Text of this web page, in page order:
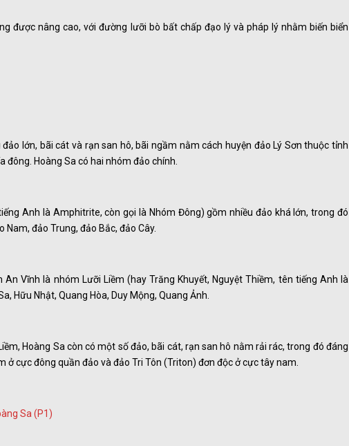
được nâng cao, với đường lưỡi bò bất chấp đạo lý và pháp lý nhằm biến biển
lớn, bãi cát và rạn san hô, bãi ngầm nằm cách huyện đảo Lý Sơn thuộc tỉnh
đông. Hoàng Sa có hai nhóm đảo chính.
Anh là Amphitrite, còn gọi là Nhóm Đông) gồm nhiều đảo khá lớn, trong đó
đảo Trung, đảo Bắc, đảo Cây.
Vĩnh là nhóm Lưỡi Liềm (hay Trăng Khuyết, Nguyệt Thiềm, tên tiếng Anh là
Hữu Nhật, Quang Hòa, Duy Mộng, Quang Ảnh.
Hoàng Sa còn có một số đảo, bãi cát, rạn san hô nằm rải rác, trong đó đáng
ở cực đông quần đảo và đảo Tri Tôn (Triton) đơn độc ở cực tây nam.